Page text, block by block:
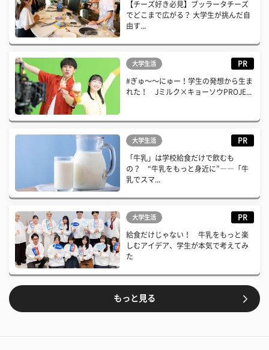
【チーズ好き必見】ブッラータチーズ
でどこまで広がる？ 大学生が挑んだ自
由す...
大学生活 PR
#ぎゅ〜〜にゅー！学生の発想から生ま
れた！ Jミルク×キョーソウPROJE...
大学生活 PR
「牛乳」は学校給食だけで飲むも
の？ “牛乳をもっと身近に”――「牛
乳でスマ...
大学生活 PR
給食だけじゃない！ 牛乳をもっと楽
しむアイデア、学生が本気で考えてみ
た
もっと見る